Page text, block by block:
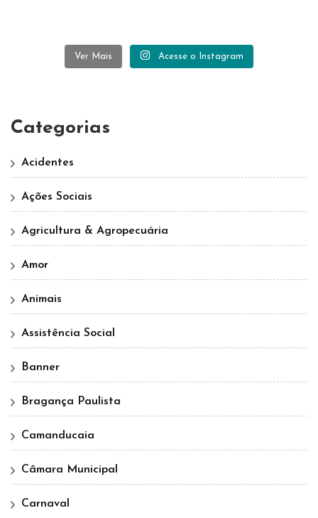
Ver Mais Acesse o Instagram
Categorias
Acidentes
Ações Sociais
Agricultura & Agropecuária
Amor
Animais
Assistência Social
Banner
Bragança Paulista
Camanducaia
Câmara Municipal
Carnaval